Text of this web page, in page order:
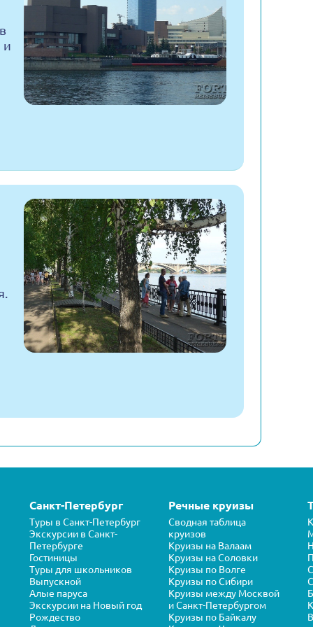
и
Санкт-Петербург
Туры в Санкт-Петербург
Экскурсии в Санкт-
Петербурге
Гостиницы
Туры для школьников
Выпускной
Алые паруса
Экскурсии на Новый год
Рождество
Речные круизы
Сводная таблица
круизов
Круизы на Валаам
Круизы на Соловки
Круизы по Волге
Круизы по Сибири
Круизы между Москвой
и Санкт-Петербургом
Круизы по Байкалу